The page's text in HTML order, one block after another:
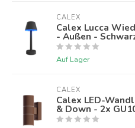
CALEX
Calex Lucca
- Außen -
Auf Lager
CALEX
Calex LED-
& Down - 2x